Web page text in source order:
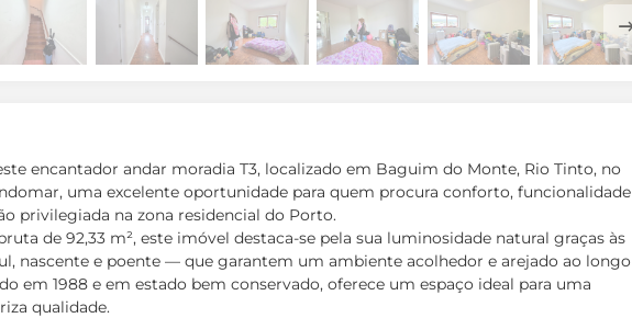
encantador andar moradia T3, localizado em Baguim do Monte, Rio Tinto, no
uma excelente oportunidade para quem procura conforto, funcionalidade
privilegiada na zona residencial do Porto.
de 92,33 m², este imóvel destaca-se pela sua luminosidade natural graças às
nascente e poente — que garantem um ambiente acolhedor e arejado ao longo
em 1988 e em estado bem conservado, oferece um espaço ideal para uma
qualidade.